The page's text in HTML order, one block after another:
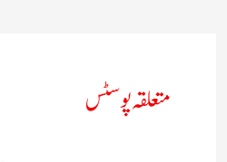
متعلقہ پوسٹس